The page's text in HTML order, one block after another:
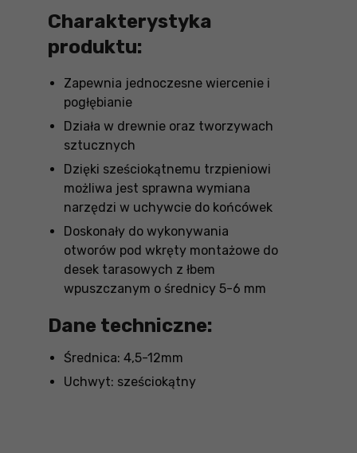
Charakterystyka
produktu:
Zapewnia jednoczesne wiercenie i
pogłębianie
Działa w drewnie oraz tworzywach
sztucznych
Dzięki sześciokątnemu trzpieniowi
możliwa jest sprawna wymiana
narzędzi w uchywcie do końcówek
Doskonały do wykonywania
otworów pod wkręty montażowe do
desek tarasowych z łbem
wpuszczanym o średnicy 5-6 mm
Dane techniczne:
Średnica: 4,5-12mm
Uchwyt: sześciokątny